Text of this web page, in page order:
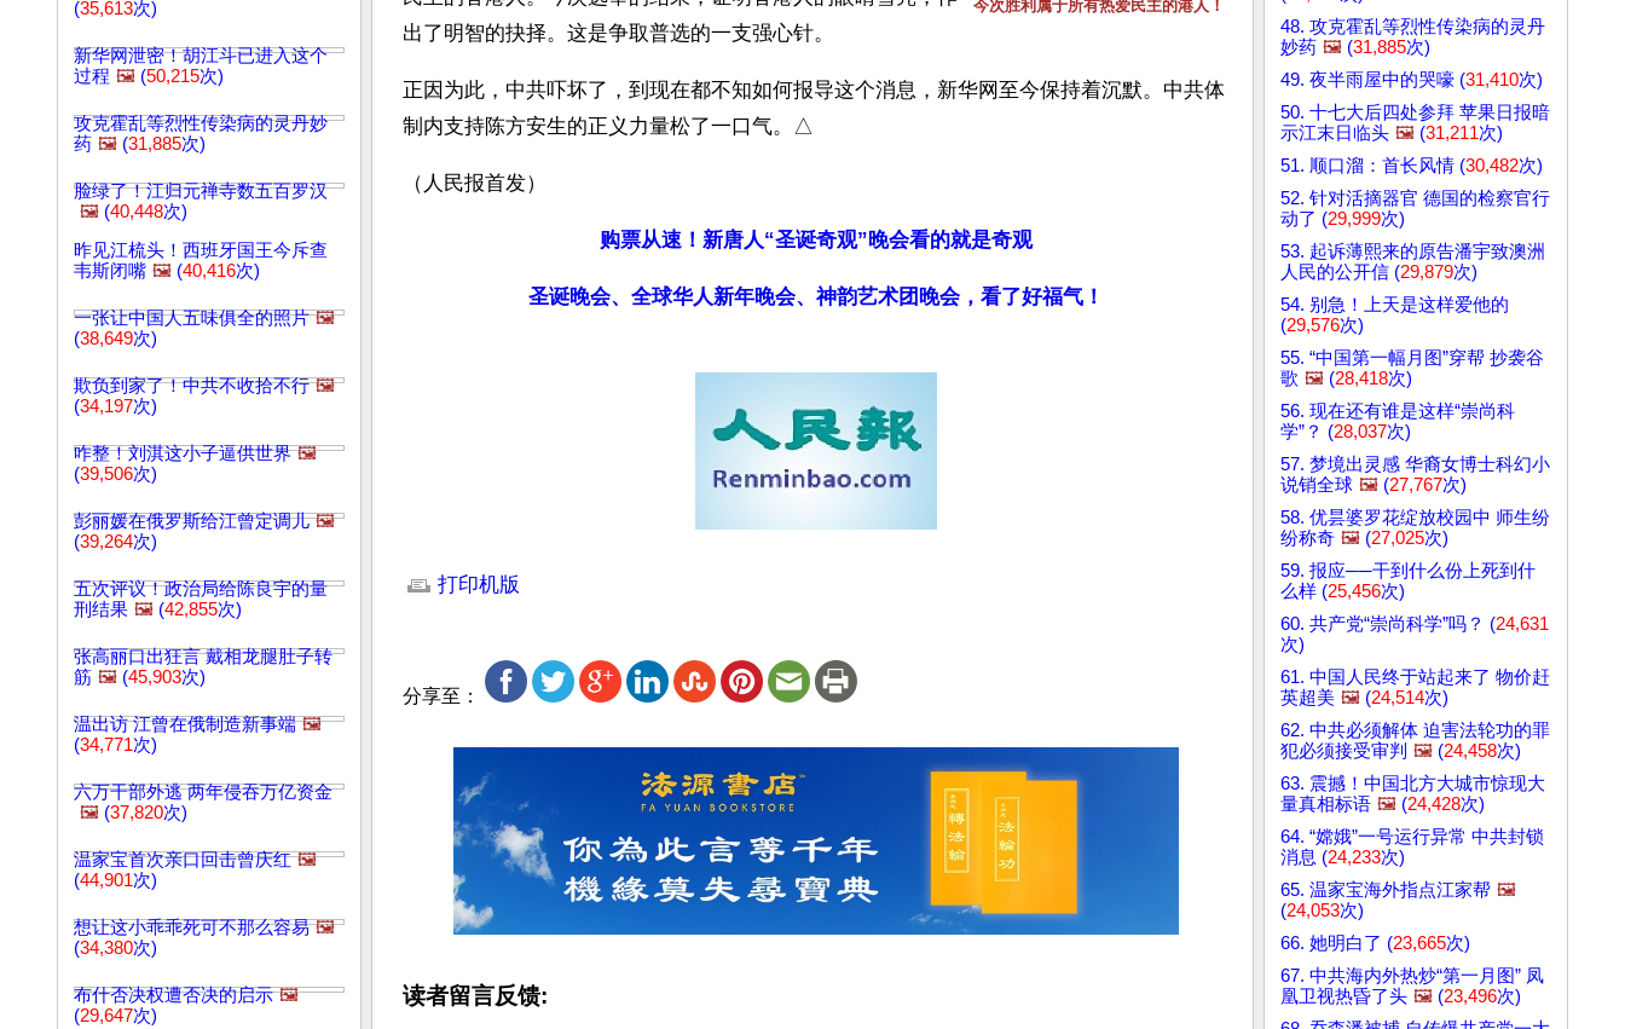
(35,613次)
新华网泄密！胡江斗已进入这个
过程 🖼️ (50,215次)
攻克霍乱等烈性传染病的灵丹妙
药 🖼️ (31,885次)
脸绿了！江归元禅寺数五百罗汉
🖼️ (40,448次)
昨见江梳头！西班牙国王今斥查
韦斯闭嘴 🖼️ (40,416次)
一张让中国人五味俱全的照片 🖼️
(38,649次)
欺负到家了！中共不收拾不行 🖼️
(34,197次)
咋整！刘淇这小子逼供世界 🖼️
(39,506次)
彭丽媛在俄罗斯给江曾定调儿 🖼️
(39,264次)
五次评议！政治局给陈良宇的量
刑结果 🖼️ (42,855次)
张高丽口出狂言 戴相龙腿肚子转
筋 🖼️ (45,903次)
温出访 江曾在俄制造新事端 🖼️
(34,771次)
六万干部外逃 两年侵吞万亿资金
🖼️ (37,820次)
温家宝首次亲口回击曾庆红 🖼️
(44,901次)
想让这小乖乖死可不那么容易 🖼️
(34,380次)
布什否决权遭否决的启示 🖼️
(29,647次)
今次胜利属于所有热爱民主的港人！
出了明智的抉择。这是争取普选的一支强心针。
正因为此，中共吓坏了，到现在都不知如何报导这个消息，新华网至今保持着沉默。中共体
制内支持陈方安生的正义力量松了一口气。△
（人民报首发）
购票从速！新唐人“圣诞奇观”晚会看的就是奇观
圣诞晚会、全球华人新年晚会、神韵艺术团晚会，看了好福气！
打印机版
分享至：
读者留言反馈:
48. 攻克霍乱等烈性传染病的灵丹
妙药 🖼️ (31,885次)
49. 夜半雨屋中的哭嚎 (31,410次)
50. 十七大后四处参拜 苹果日报暗
示江末日临头 🖼️ (31,211次)
51. 顺口溜：首长风情 (30,482次)
52. 针对活摘器官 德国的检察官行
动了 (29,999次)
53. 起诉薄熙来的原告潘宇致澳洲
人民的公开信 (29,879次)
54. 别急！上天是这样爱他的
(29,576次)
55. “中国第一幅月图”穿帮 抄袭谷
歌 🖼️ (28,418次)
56. 现在还有谁是这样“崇尚科
学”？ (28,037次)
57. 梦境出灵感 华裔女博士科幻小
说销全球 🖼️ (27,767次)
58. 优昙婆罗花绽放校园中 师生纷
纷称奇 🖼️ (27,025次)
59. 报应──干到什么份上死到什
么样 (25,456次)
60. 共产党“崇尚科学”吗？ (24,631
次)
61. 中国人民终于站起来了 物价赶
英超美 🖼️ (24,514次)
62. 中共必须解体 迫害法轮功的罪
犯必须接受审判 🖼️ (24,458次)
63. 震撼！中国北方大城市惊现大
量真相标语 🖼️ (24,428次)
64. “嫦娥”一号运行异常 中共封锁
消息 (24,233次)
65. 温家宝海外指点江家帮 🖼️
(24,053次)
66. 她明白了 (23,665次)
67. 中共海内外热炒“第一月图” 凤
凰卫视热昏了头 🖼️ (23,496次)